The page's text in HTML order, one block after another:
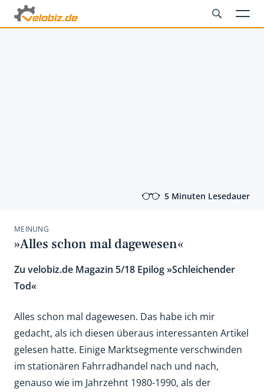
5 Minuten Lesedauer
MEINUNG
»Alles schon mal dagewesen«
Zu velobiz.de Magazin 5/18 Epilog »Schleichender
Tod«
Alles schon mal dagewesen. Das habe ich mir
gedacht, als ich diesen überaus interessanten Artikel
gelesen hatte. Einige Marktsegmente verschwinden
im stationären Fahrradhandel nach und nach,
genauso wie im Jahrzehnt 1980-1990, als der